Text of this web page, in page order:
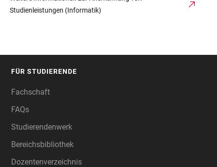
Studienleistungen (Informatik)
FÜR STUDIERENDE
Fachschaft
FAQs
Studierendenwerk
Bereichsbibliothek
Dozentenverzeichnis